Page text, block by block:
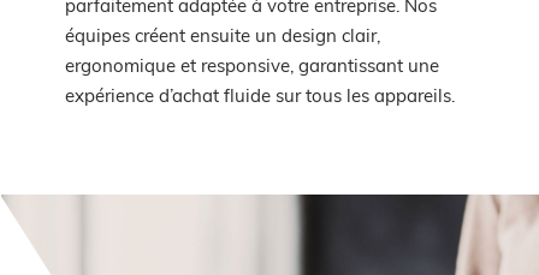
parfaitement adaptée à votre entreprise. Nos
équipes créent ensuite un design clair,
ergonomique et responsive, garantissant une
expérience d’achat fluide sur tous les appareils.